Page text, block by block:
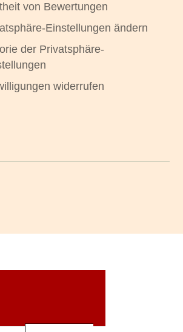
von Bewertungen
Einstellungen ändern
der Privatsphäre-
widerrufen